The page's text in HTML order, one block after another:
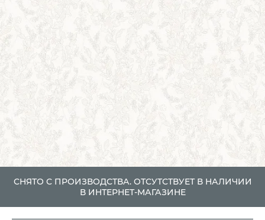
СНЯТО С ПРОИЗВОДСТВА. ОТСУТСТВУЕТ В НАЛИЧИИ
В ИНТЕРНЕТ-МАГАЗИНЕ